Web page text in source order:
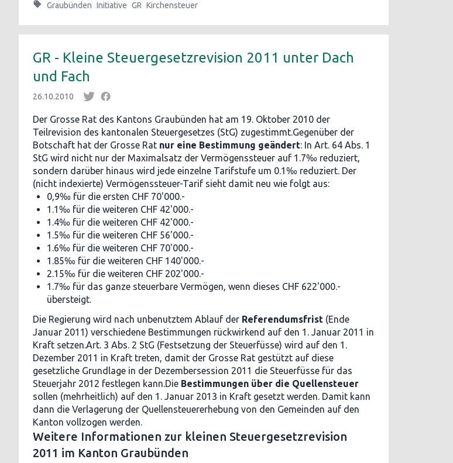
Graubünden Initiative GR Kirchensteuer
GR - Kleine Steuergesetzrevision 2011 unter Dach
und Fach
26.10.2010
Der Grosse Rat des Kantons Graubünden hat am 19. Oktober 2010 der
Teilrevision des kantonalen Steuergesetzes (StG) zugestimmt.Gegenüber der
Botschaft hat der Grosse Rat nur eine Bestimmung geändert: In Art. 64 Abs. 1
StG wird nicht nur der Maximalsatz der Vermögenssteuer auf 1.7‰ reduziert,
sondern darüber hinaus wird jede einzelne Tarifstufe um 0.1‰ reduziert. Der
(nicht indexierte) Vermögenssteuer-Tarif sieht damit neu wie folgt aus:
0,9‰ für die ersten CHF 70'000.-
1.1‰ für die weiteren CHF 42'000.-
1.4‰ für die weiteren CHF 42'000.-
1.5‰ für die weiteren CHF 56'000.-
1.6‰ für die weiteren CHF 70'000.-
1.85‰ für die weiteren CHF 140'000.-
2.15‰ für die weiteren CHF 202'000.-
1.7‰ für das ganze steuerbare Vermögen, wenn dieses CHF 622'000.-
übersteigt.
Die Regierung wird nach unbenutztem Ablauf der Referendumsfrist (Ende
Januar 2011) verschiedene Bestimmungen rückwirkend auf den 1. Januar 2011 in
Kraft setzen.Art. 3 Abs. 2 StG (Festsetzung der Steuerfüsse) wird auf den 1.
Dezember 2011 in Kraft treten, damit der Grosse Rat gestützt auf diese
gesetzliche Grundlage in der Dezembersession 2011 die Steuerfüsse für das
Steuerjahr 2012 festlegen kann.Die Bestimmungen über die Quellensteuer
sollen (mehrheitlich) auf den 1. Januar 2013 in Kraft gesetzt werden. Damit kann
dann die Verlagerung der Quellensteuererhebung von den Gemeinden auf den
Kanton vollzogen werden.
Weitere Informationen zur kleinen Steuergesetzrevision
2011 im Kanton Graubünden